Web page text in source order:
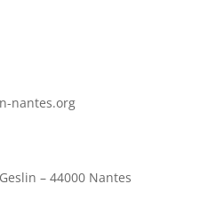
nantes.org
– 44000 Nantes